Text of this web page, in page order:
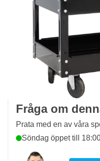
Beställ före 23:59,
Fri fraktfrån 1 670 kr
100 dagarsretur- och
Kundrecensioner: 4,58/5
Fråga om
Prata med en av våra
Söndag öppet till